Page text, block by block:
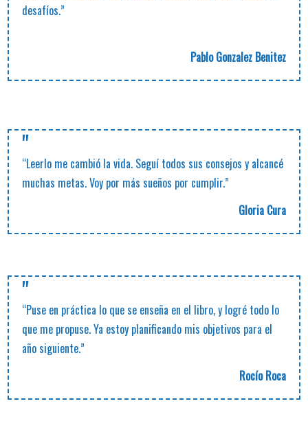
desafíos.”
Pablo Gonzalez Benitez
"
“Leerlo me cambió la vida. Seguí todos sus consejos y alcancé
muchas metas. Voy por más sueños por cumplir.”
Gloria Cura
"
“Puse en práctica lo que se enseña en el libro, y logré todo lo
que me propuse. Ya estoy planificando mis objetivos para el
año siguiente.”
Rocío Roca